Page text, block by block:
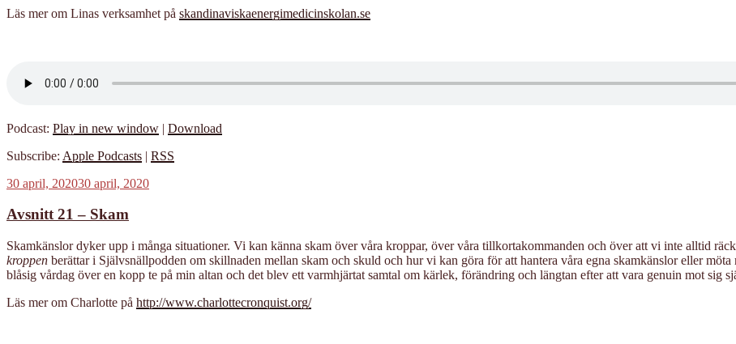
Läs mer om Linas verksamhet på skandinaviskaenergimedicinskolan.se
Podcast: Play in new window | Download
Subscribe: Apple Podcasts | RSS
Publicerat
30 april, 202030 april, 2020
Avsnitt 21 – Skam
Skamkänslor dyker upp i många situationer. Vi kan känna skam över våra kroppar, över våra tillkortakommanden och över att vi inte alltid
kroppen berättar i Självsnällpodden om skillnaden mellan skam och skuld och hur vi kan göra för att hantera våra egna skamkänslor eller
blåsig vårdag över en kopp te på min altan och det blev ett varmhjärtat samtal om kärlek, förändring och längtan efter att vara genuin mot sig
Läs mer om Charlotte på http://www.charlottecronquist.org/